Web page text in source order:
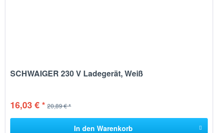
SCHWAIGER 230 V Ladegerät, Weiß
16,03 € * 20,89 € *
In den Warenkorb